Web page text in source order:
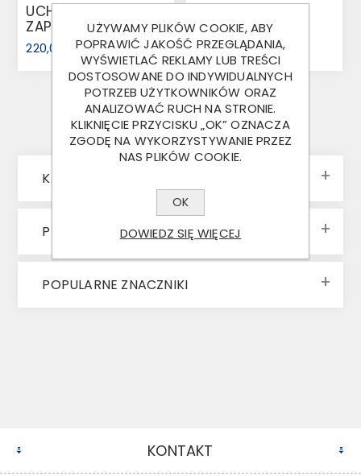
UCHWYT KOŁA
ZAPASOWEGO
PŁASKI
220,00 ZŁ
ZAPASOWEGO
KOSZOWY
265,00 ZŁ
KATEGORIE
PRODUCENCI
POPULARNE ZNACZNIKI
KONTAKT
UŻYWAMY PLIKÓW COOKIE, ABY
POPRAWIĆ JAKOŚĆ PRZEGLĄDANIA,
WYŚWIETLAĆ REKLAMY LUB TREŚCI
DOSTOSOWANE DO INDYWIDUALNYCH
POTRZEB UŻYTKOWNIKÓW ORAZ
ANALIZOWAĆ RUCH NA STRONIE.
KLIKNIĘCIE PRZYCISKU „OK” OZNACZA
ZGODĘ NA WYKORZYSTYWANIE PRZEZ
NAS PLIKÓW COOKIE.
OK
DOWIEDZ SIĘ WIĘCEJ